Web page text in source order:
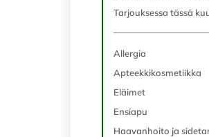
Tarjouksessa tässä
Allergia
Apteekkikosmetiikka
Eläimet
Ensiapu
Haavanhoito ja